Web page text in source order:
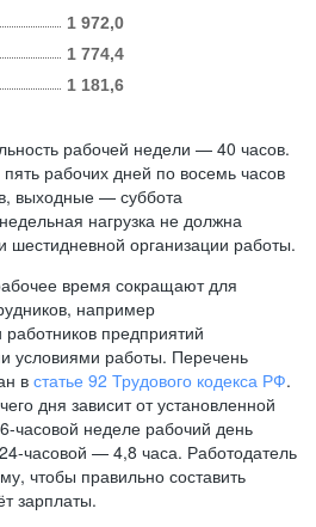
1 972,0
1 774,4
1 181,6
рабочей недели — 40 часов.
рабочих дней по восемь часов
выходные — суббота
нагрузка не должна
шестидневной организации работы.
время сокращают для
например
предприятий
условиями работы. Перечень
в статье 92 Трудового кодекса РФ.
дня зависит от установленной
часовой неделе рабочий день
24-часовой — 4,8 часа. Работодатель
чтобы правильно составить
зарплаты.